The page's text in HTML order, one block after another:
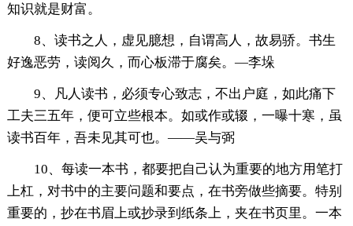
知识就是财富。
8、读书之人，虚见臆想，自谓高人，故易骄。书生
好逸恶劳，读阅久，而心板滞于腐矣。—李垛
9、凡人读书，必须专心致志，不出户庭，如此痛下
工夫三五年，便可立些根本。如或作或辍，一曝十寒，虽
读书百年，吾未见其可也。——吴与弼
10、每读一本书，都要把自己认为重要的地方用笔打
上杠，对书中的主要问题和要点，在书旁做些摘要。特别
重要的，抄在书眉上或抄录到纸条上，夹在书页里。一本